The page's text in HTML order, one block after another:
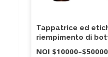
Tappatrice ed
riempimento di
monoblocco 3 in 1
NOI $10000–$50000